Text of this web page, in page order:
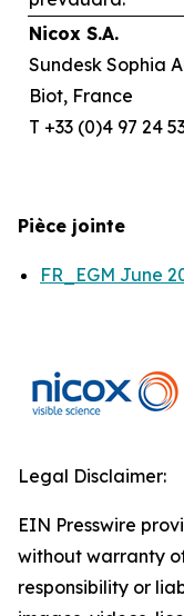
Nicox S.A.
Sundesk Sophia
Biot, France
T +33 (0)4 97 24
Pièce jointe
FR_EGM June
Legal Disclaimer:
EIN Presswire
without warranty
responsibility or